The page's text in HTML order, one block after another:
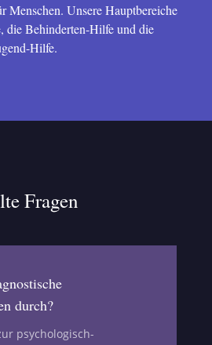
Menschen. Unsere Hauptbereiche
die Behinderten-Hilfe und die
Hilfe.
Fragen
durch?
psychologisch-